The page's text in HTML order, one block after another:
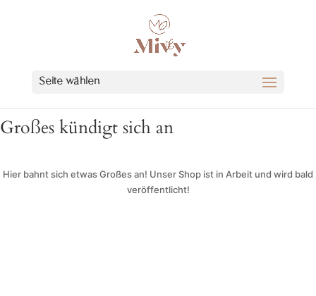
Seite wählen
Großes kündigt sich an
Hier bahnt sich etwas Großes an! Unser Shop ist in Arbeit und wird bald
veröffentlicht!